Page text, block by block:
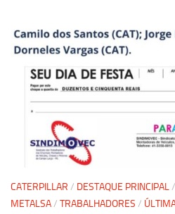
CATERPILLAR / DESTAQUE PRINCIPAL/
METALSA/ TRABALHADORES /